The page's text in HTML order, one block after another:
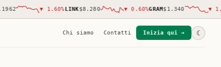
▼ 1.60% LINK$8.280 ▼ 0.60% GRAM$1.340 ▼ 1.90
Chi siamo Contatti Inizia qui → ☾